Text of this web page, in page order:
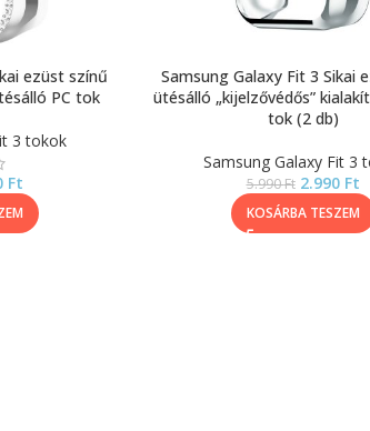
ezüst színű
PC tok
3 tokok
Ft
Samsung Galaxy Fit 3 Sikai
ütésálló „kijelzővédős”
tok (2 db)
Samsung Galaxy Fit 3
5.990Ft 2.990 Ft
KOSÁRBA TESZEM